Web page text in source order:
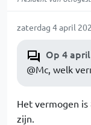
zaterdag 4 april
Op 4
@Mc, welk
Het vermogen
zijn.